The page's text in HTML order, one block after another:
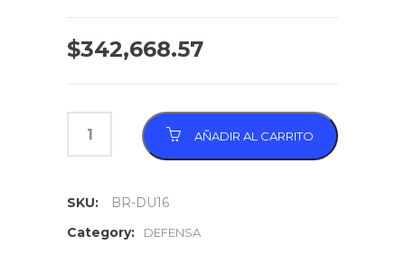
$342,668.57
AÑADIR AL CARRITO
SKU:
BR-DU16
Category:
DEFENSA